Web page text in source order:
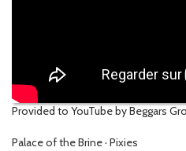
Provided to YouTube by Beggars
Palace of the Brine · Pixies